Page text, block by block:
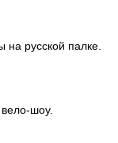
русской палке.
шоу.